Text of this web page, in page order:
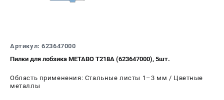
Артикул: 623647000
Пилки для лобзика METABO T218A (623647000), 5шт.
Область применения: Стальные листы 1–3 мм / Цветные
металлы